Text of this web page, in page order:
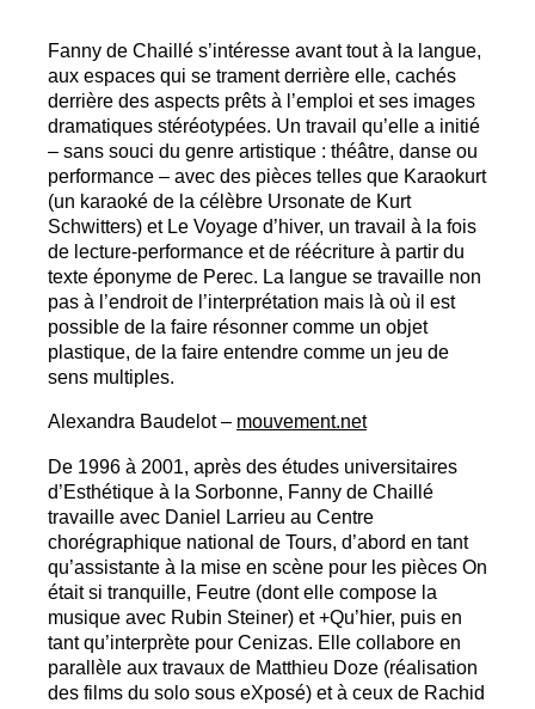
Fanny de Chaillé s’intéresse avant tout à la langue,
aux espaces qui se trament derrière elle, cachés
derrière des aspects prêts à l’emploi et ses images
dramatiques stéréotypées. Un travail qu’elle a initié
– sans souci du genre artistique : théâtre, danse ou
performance – avec des pièces telles que Karaokurt
(un karaoké de la célèbre Ursonate de Kurt
Schwitters) et Le Voyage d’hiver, un travail à la fois
de lecture-performance et de réécriture à partir du
texte éponyme de Perec. La langue se travaille non
pas à l’endroit de l’interprétation mais là où il est
possible de la faire résonner comme un objet
plastique, de la faire entendre comme un jeu de
sens multiples.
Alexandra Baudelot – mouvement.net
De 1996 à 2001, après des études universitaires
d’Esthétique à la Sorbonne, Fanny de Chaillé
travaille avec Daniel Larrieu au Centre
chorégraphique national de Tours, d’abord en tant
qu’assistante à la mise en scène pour les pièces On
était si tranquille, Feutre (dont elle compose la
musique avec Rubin Steiner) et +Qu’hier, puis en
tant qu’interprète pour Cenizas. Elle collabore en
parallèle aux travaux de Matthieu Doze (réalisation
des films du solo sous eXposé) et à ceux de Rachid